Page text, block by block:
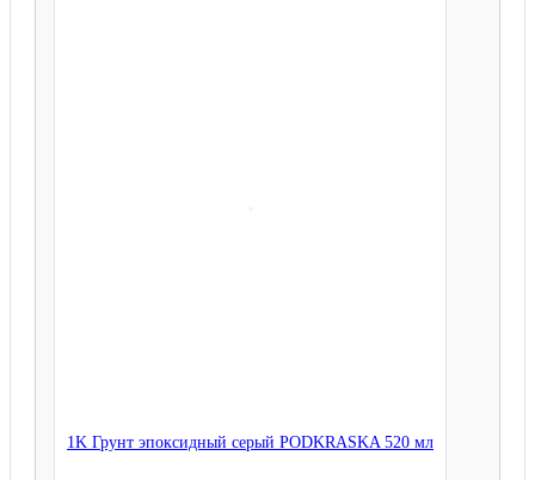
1K Грунт эпоксидный серый PODKRASKA 520 мл